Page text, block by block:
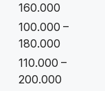
160.000
100.000 –
180.000
110.000 –
200.000